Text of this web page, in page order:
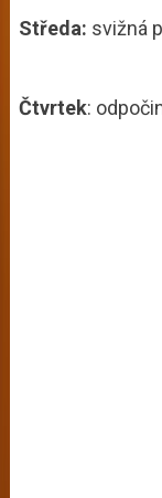
Středa: svižná
Čtvrtek: